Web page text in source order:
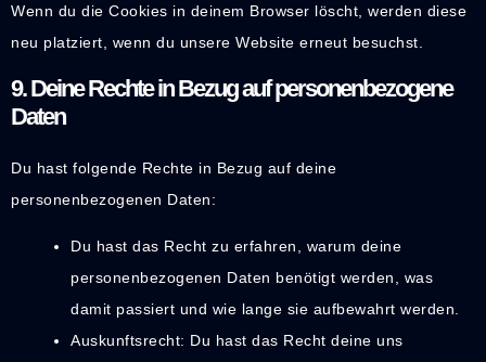
Wenn du die Cookies in deinem Browser löscht, werden diese
neu platziert, wenn du unsere Website erneut besuchst.
9. Deine Rechte in Bezug auf personenbezogene
Daten
Du hast folgende Rechte in Bezug auf deine
personenbezogenen Daten:
Du hast das Recht zu erfahren, warum deine
personenbezogenen Daten benötigt werden, was
damit passiert und wie lange sie aufbewahrt werden.
Auskunftsrecht: Du hast das Recht deine uns